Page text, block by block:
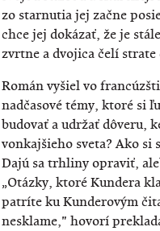
zo starnutia jej začne
chce jej dokázať, že je
zvrtne a dvojica čelí strate
Román vyšiel vo
nadčasové témy, ktoré si
budovať a udržať dôveru,
vonkajšieho sveta? Ako si
Dajú sa trhliny opraviť,
„Otázky, ktoré Kundera
patríte ku Kunderovým
nesklame," hovorí